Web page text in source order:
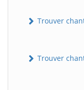
Trouver
Trouver